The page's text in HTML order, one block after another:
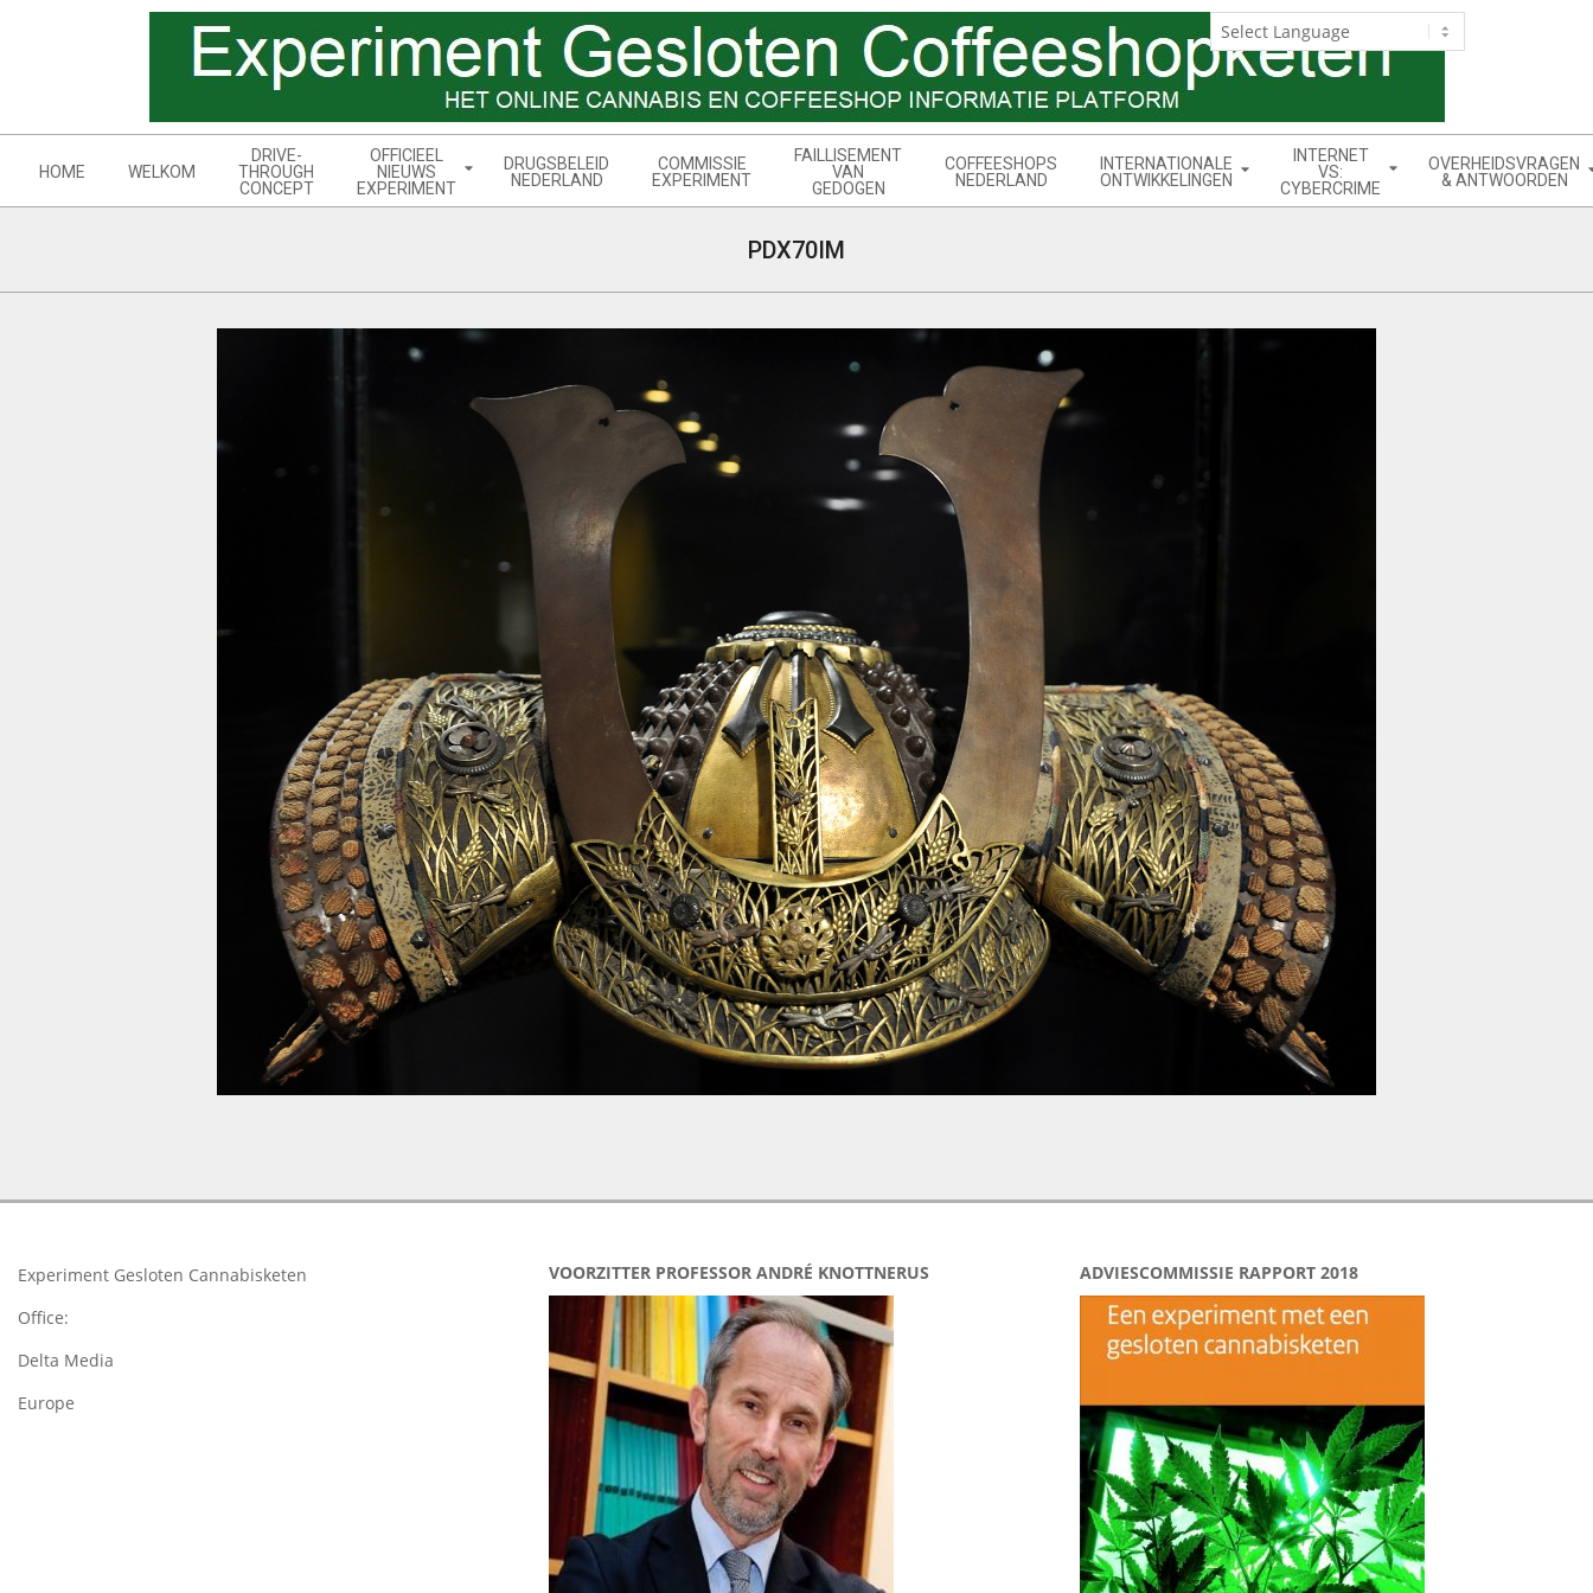
Menu
HOME WELKOM
DRIVE-
THROUGH
CONCEPT
OFFICIEEL
NIEUWS
EXPERIMENT
DRUGSBELEID
NEDERLAND
COMMISSIE
EXPERIMENT
FAILLISEMENT
VAN
GEDOGEN
COFFEESHOPS
NEDERLAND
INTERNATIONALE
ONTWIKKELINGEN
INTERNET
VS:
CYBERCRIME
OVERHEIDSVRAGEN
& ANTWOORDEN
PDX70IM
05-
Experiment Gesloten Cannabisketen
Office:
Delta Media
Europe
VOORZITTER PROFESSOR ANDRÉ KNOTTNERUS ADVIESCOMMISSIE RAPPORT 2018